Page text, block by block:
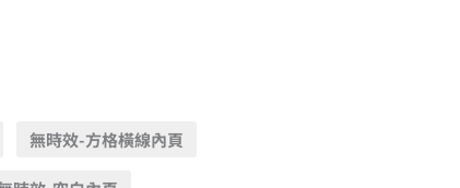
無時效-方格橫線內頁